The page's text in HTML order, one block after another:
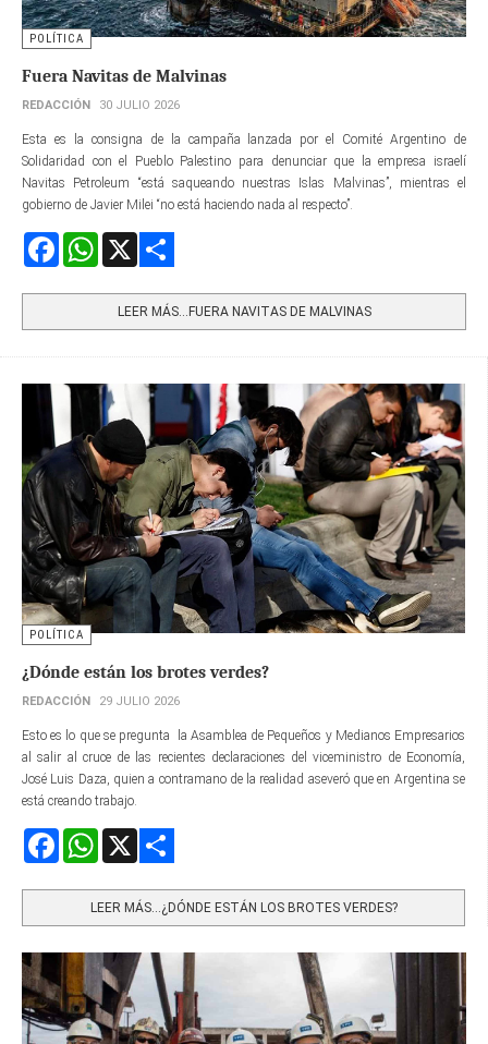
POLÍTICA
Fuera Navitas de Malvinas
REDACCIÓN 30 JULIO 2026
Esta es la consigna de la campaña lanzada por el Comité Argentino de
Solidaridad con el Pueblo Palestino para denunciar que la empresa israelí
Navitas Petroleum “está saqueando nuestras Islas Malvinas”, mientras el
gobierno de Javier Milei “no está haciendo nada al respecto”.
FacebookWhatsApp
LEER MÁS…FUERA NAVITAS DE MALVINAS
POLÍTICA
¿Dónde están los brotes verdes?
REDACCIÓN 29 JULIO 2026
Esto es lo que se pregunta la Asamblea de Pequeños y Medianos Empresarios
al salir al cruce de las recientes declaraciones del viceministro de Economía,
José Luis Daza, quien a contramano de la realidad aseveró que en Argentina se
está creando trabajo.
FacebookWhatsApp
LEER MÁS…¿DÓNDE ESTÁN LOS BROTES VERDES?